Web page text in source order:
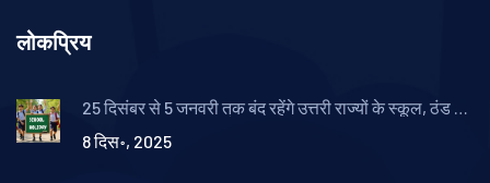
लोकप्रिय
25 दिसंबर से 5 जनवरी तक बंद रहेंगे उत्तरी राज्यों के स्कूल, ठंड के
8 दिस॰, 2025